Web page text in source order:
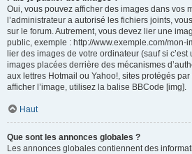
Oui, vous pouvez afficher des images dans vos
l’administrateur a autorisé les fichiers joints,
sur le forum. Autrement, vous devez lier une
public, exemple : http://www.exemple.com/mon-
lier des images de votre ordinateur (sauf si
images placées derrière des mécanismes
aux lettres Hotmail ou Yahoo!, sites protégés
afficher l’image, utilisez la balise BBCode [img].
Haut
Que sont les annonces globales ?
Les annonces globales contiennent des